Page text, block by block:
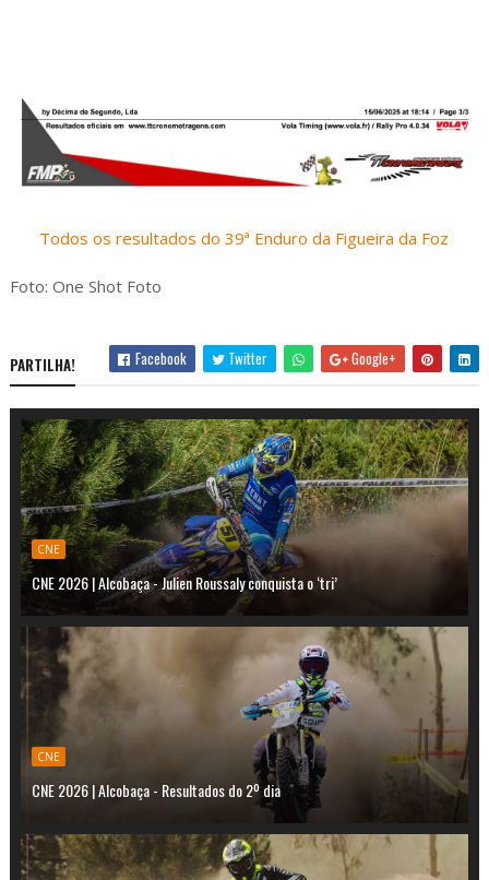
Todos os resultados do 39ª Enduro da Figueira da Foz
Foto: One Shot Foto
PARTILHA! Facebook Twitter Google+
CNE
CNE 2026 | Alcobaça - Julien Roussaly conquista o ‘tri’
CNE
CNE 2026 | Alcobaça - Resultados do 2º dia